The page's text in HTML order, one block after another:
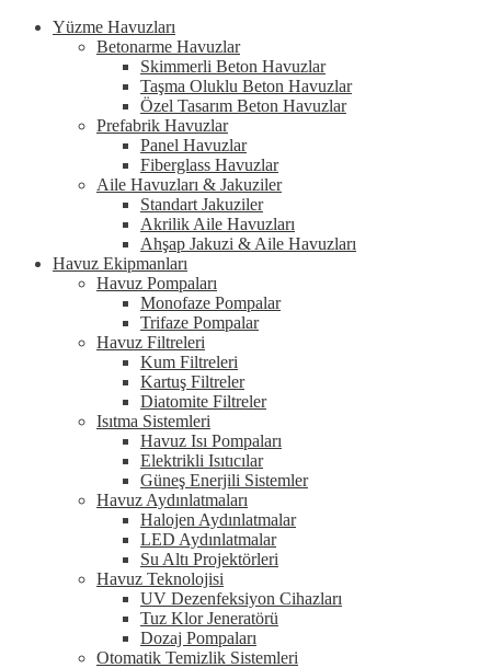
Yüzme Havuzları
Betonarme Havuzlar
Skimmerli Beton Havuzlar
Taşma Oluklu Beton Havuzlar
Özel Tasarım Beton Havuzlar
Prefabrik Havuzlar
Panel Havuzlar
Fiberglass Havuzlar
Aile Havuzları & Jakuziler
Standart Jakuziler
Akrilik Aile Havuzları
Ahşap Jakuzi & Aile Havuzları
Havuz Ekipmanları
Havuz Pompaları
Monofaze Pompalar
Trifaze Pompalar
Havuz Filtreleri
Kum Filtreleri
Kartuş Filtreler
Diatomite Filtreler
Isıtma Sistemleri
Havuz Isı Pompaları
Elektrikli Isıtıcılar
Güneş Enerjili Sistemler
Havuz Aydınlatmaları
Halojen Aydınlatmalar
LED Aydınlatmalar
Su Altı Projektörleri
Havuz Teknolojisi
UV Dezenfeksiyon Cihazları
Tuz Klor Jeneratörü
Dozaj Pompaları
Otomatik Temizlik Sistemleri